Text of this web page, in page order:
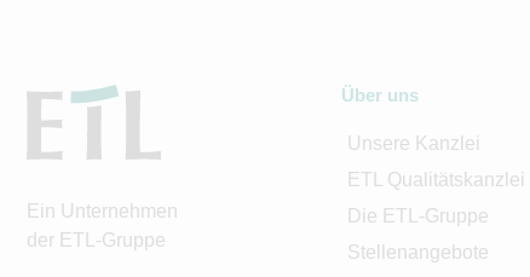
Ein Unternehmen
der ETL-Gruppe
Über uns
Unsere Kanzlei
ETL Qualitätskanzlei
Die ETL-Gruppe
Stellenangebote